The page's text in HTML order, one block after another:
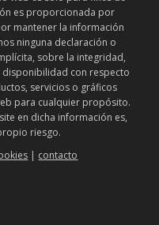
es proporcionada por
mantener la información
ninguna declaración o
sobre la integridad,
con respecto
servicios o gráficos
para cualquier propósito.
en dicha información es,
riesgo.
contacto